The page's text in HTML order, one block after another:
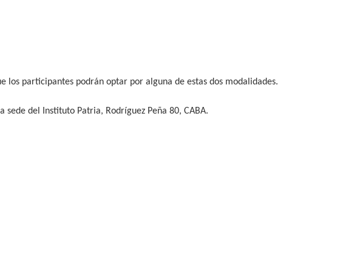
participantes podrán optar por alguna de estas dos modalidades.
del Instituto Patria, Rodríguez Peña 80, CABA.